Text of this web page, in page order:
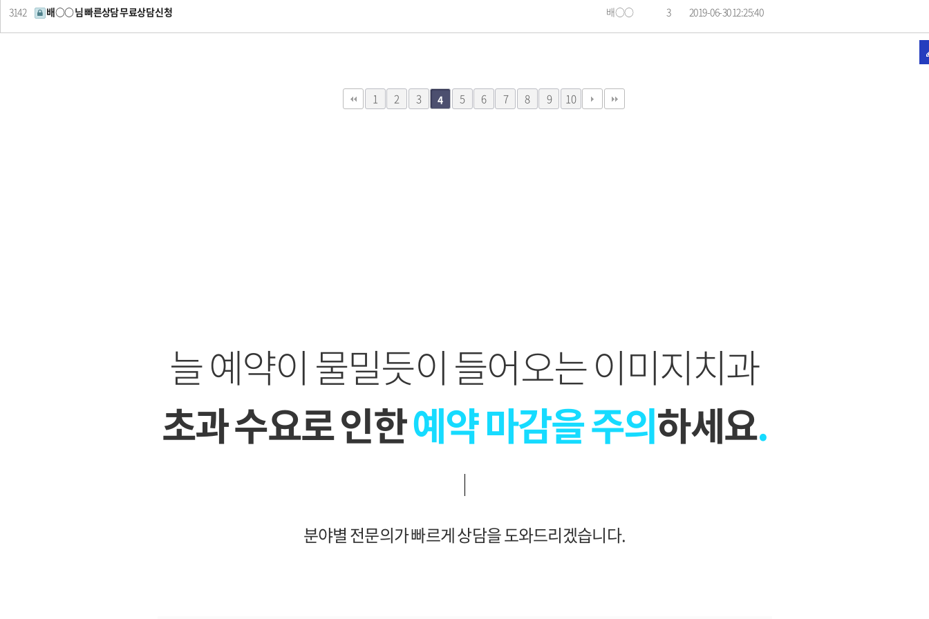
3142 배○○ 님 빠른상담 무료상담 신청 배○○ 3 2019-06-30 12:25:40
1 2 3 4 5 6 7 8 9 10
늘 예약이 물밀듯이 들어오는 이미지치과
초과 수요로 인한예약 마감을 주의하세요.
분야별 전문의가 빠르게 상담을 도와드리겠습니다.